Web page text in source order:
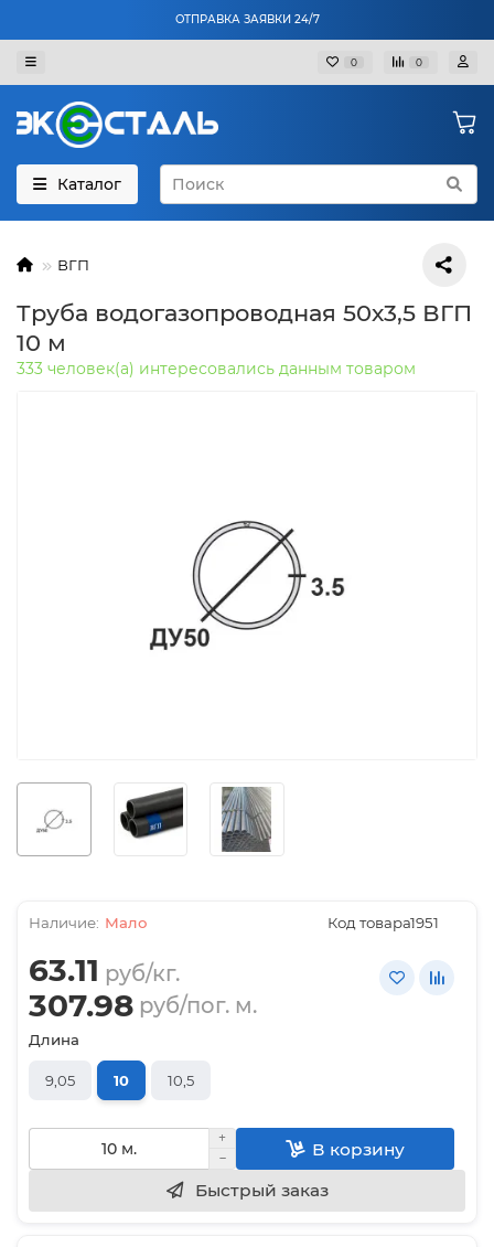
ОТПРАВКА ЗАЯВКИ 24/7
0 0
Каталог
ВГП
Труба водогазопроводная 50х3,5 ВГП
10 м
333 человек(а) интересовались данным товаром
Мало Код товара:1951
63.11 руб/кг.
307.98 руб/пог. м.
Длина
9,05 10 10,5
В корзину
Быстрый заказ